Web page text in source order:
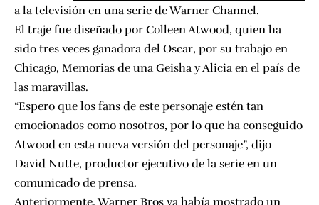
a la televisión en una serie de Warner Channel.
El traje fue diseñado por Colleen Atwood, quien ha
sido tres veces ganadora del Oscar, por su trabajo en
Chicago, Memorias de una Geisha y Alicia en el país de
las maravillas.
“Espero que los fans de este personaje estén tan
emocionados como nosotros, por lo que ha conseguido
Atwood en esta nueva versión del personaje”, dijo
David Nutte, productor ejecutivo de la serie en un
comunicado de prensa.
Anteriormente, Warner Bros ya había mostrado un